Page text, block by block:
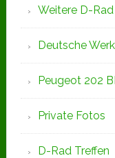
Weitere D-
Deutsche
Peugeot 202
Private Fotos
D-Rad Treffen